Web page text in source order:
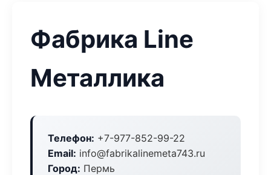
Фабрика Line
Металлика
Телефон: +7-977-852-99-22
Email: info@fabrikalinemeta743.ru
Город: Пермь